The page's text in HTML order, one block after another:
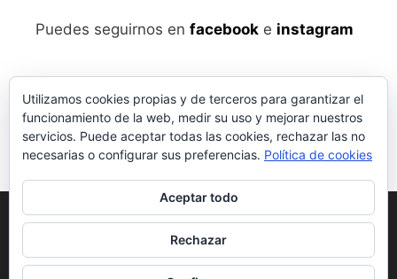
Puedes seguirnos en facebook e instagram
Aviso legaly Política de Privacidad
Condiciones generales de compra
Utilizamos cookies propias y de terceros para garantizar el
funcionamiento de la web, medir su uso y mejorar nuestros
servicios. Puede aceptar todas las cookies, rechazar las no
necesarias o configurar sus preferencias. Política de cookies
Aceptar todo
Rechazar